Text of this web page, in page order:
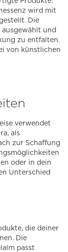
wird mit
Die
und
zu entfalten.
von künstlichen
verwendet
als
zur Schaffung
oder in dein
Unterschied
die deiner
Die
passt